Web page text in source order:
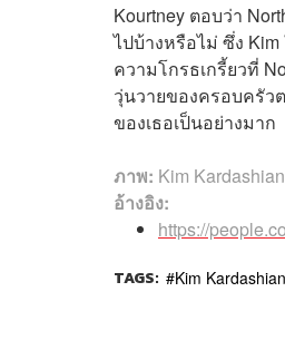
Kourtney ตอบว่า
ไปบ้างหรือไม่ ซึ่ง
ความโกรธเกรี้ยวที่
วุ่นวายของครอบครัว
ของเธอเป็นอย่างมาก
ภาพ: Kim
อ้างอิง:
https://
TAGS: Kim Kardashian